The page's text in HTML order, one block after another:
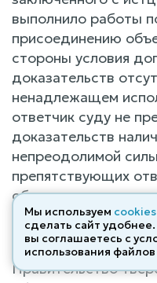
выполнило работы
присоединению
стороны условия
доказательств
ненадлежащем
ответчик суду не
доказательств
непреодолимой
препятствующих
обязательства в
срок.
24.07.2023г. ФИО1
Правительство
Мы используем
сделать сайт
вы соглашаетесь с
использования